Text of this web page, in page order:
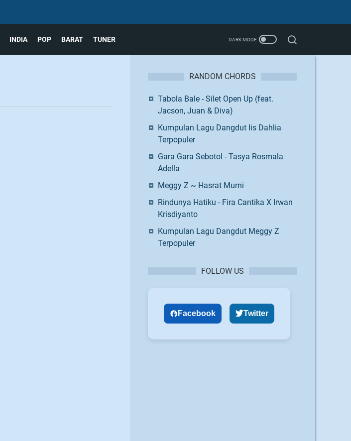
INDIA POP BARAT TUNER
RANDOM CHORDS
Tabola Bale - Silet Open Up (feat.
Jacson, Juan & Diva)
Kumpulan Lagu Dangdut Iis Dahlia
Terpopuler
Gara Gara Sebotol - Tasya Rosmala
Adella
Meggy Z ~ Hasrat Murni
Rindunya Hatiku - Fira Cantika X Irwan
Krisdiyanto
Kumpulan Lagu Dangdut Meggy Z
Terpopuler
FOLLOW US
Facebook Twitter